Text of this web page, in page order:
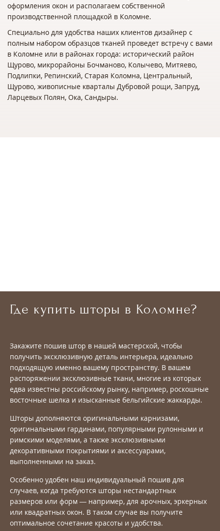
оформления окон и располагаем собственной
производственной площадкой в Коломне.
Специально для удобства наших клиентов дизайнер с
полным набором образцов тканей проведет встречу с вами
в Коломне или в районах города: исторический район
Щурово, микрорайоны Бочманово, Колычево, Митяево,
Подлипки, Репинский, Старая Коломна, Центральный,
Щурово, живописные кварталы Дубровой рощи, Запруд,
Ларцевых Полян, Ока, Сандыры.
Где купить шторы в Коломне?
Закажите пошив штор в нашей мастерской, чтобы
получить эксклюзивную деталь интерьера, идеально
подходящую именно вашему пространству. В вашем
распоряжении эксклюзивные ткани, многие из которых
едва известны российскому рынку, например, роскошные
восточные шелка и изысканные бельгийские жаккарды.
Шторы дополняются оригинальными карнизами,
оригинальными гардинами, популярными рулонными и
римскими моделями, а также эксклюзивными
декоративными покрытиями и аксессуарами,
выполненными на заказ.
Особенно удобен наш индивидуальный пошив для
случаев, когда требуются шторы нестандартных
размеров или форм — например, для арочных, эркерных
или квадратных окон. В таком случае вы получите
оптимальное сочетание красоты и удобства.